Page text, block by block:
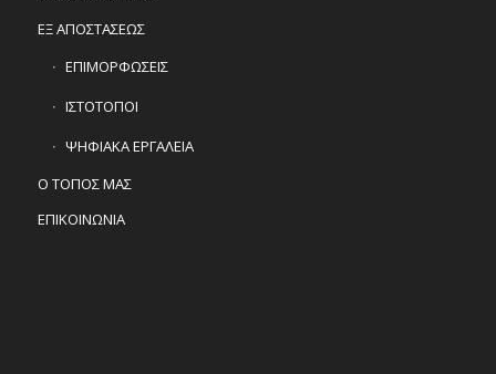
ΕΞ ΑΠΟΣΤΑΣΕΩΣ
ΕΠΙΜΟΡΦΩΣΕΙΣ
ΙΣΤΟΤΟΠΟΙ
ΨΗΦΙΑΚΑ ΕΡΓΑΛΕΙΑ
Ο ΤΟΠΟΣ ΜΑΣ
ΕΠΙΚΟΙΝΩΝΙΑ